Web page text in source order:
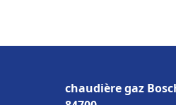
chaudière gaz